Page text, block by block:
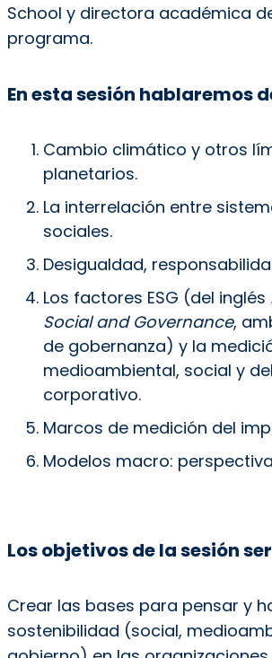
School y directora académica
programa.
En esta sesión hablaremos
Cambio climático y otros
planetarios.
La interrelación entre
sociales.
Desigualdad,
Los factores ESG (del inglés
Social and Governance,
de gobernanza) y la
medioambiental, social y
corporativo.
​Marcos de medición del
Modelos macro:
Los objetivos de la sesión
Crear las bases para pensar y
sostenibilidad (social,